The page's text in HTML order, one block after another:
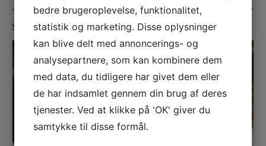
Sølvbryllup
bedre brugeroplevelse, funktionalitet,
statistik og marketing. Disse oplysninger
kan blive delt med annoncerings- og
analysepartnere, som kan kombinere dem
med data, du tidligere har givet dem eller
de har indsamlet gennem din brug af deres
tjenester. Ved at klikke på 'OK' giver du
samtykke til disse formål.